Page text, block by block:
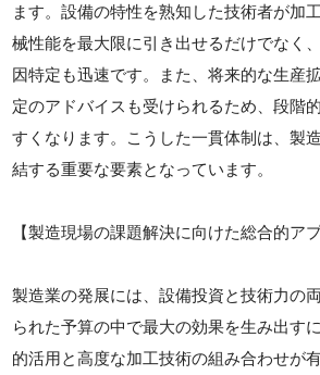
ます。設備の特性を熟知した技術者が加
械性能を最大限に引き出せるだけでなく
因特定も迅速です。また、将来的な生産
定のアドバイスも受けられるため、段階
すくなります。こうした一貫体制は、製
結する重要な要素となっています。
【製造現場の課題解決に向けた総合的ア
製造業の発展には、設備投資と技術力の
られた予算の中で最大の効果を生み出す
的活用と高度な加工技術の組み合わせが